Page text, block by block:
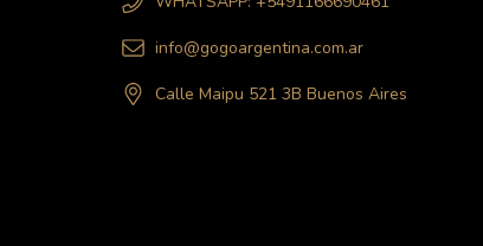
info@gogoargentina.com.ar
Calle Maipu 521 3B Buenos Aires